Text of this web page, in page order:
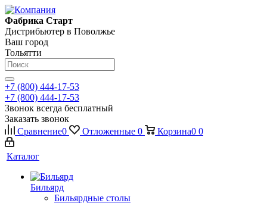
Фабрика Старт
Дистрибьютер в Поволжье
Ваш город
Тольятти
+7 (800) 444-17-53
+7 (800) 444-17-53
Звонок всегда бесплатный
Заказать звонок
Сравнение0 Отложенные 0 Корзина0 0
Каталог
Бильярд
Бильярдные столы